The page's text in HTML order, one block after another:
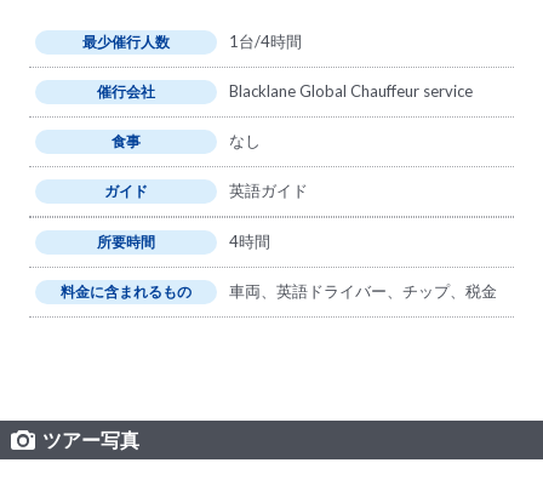
最少催行人数 1台/4時間
催行会社 Blacklane Global Chauffeur service
食事 なし
ガイド 英語ガイド
所要時間 4時間
料金に含まれるもの 車両、英語ドライバー、チップ、税金
ツアー写真